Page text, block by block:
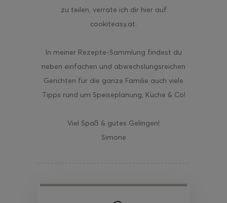
zu teilen, verrate ich dir hier auf
cookiteasy.at.
In meiner Rezepte-Sammlung findest du
neben einfachen und abwechslungsreichen
Gerichten für die ganze Familie auch viele
Tipps rund um Speiseplanung, Küche & Co!
Viel Spaß & gutes Gelingen!
Simone